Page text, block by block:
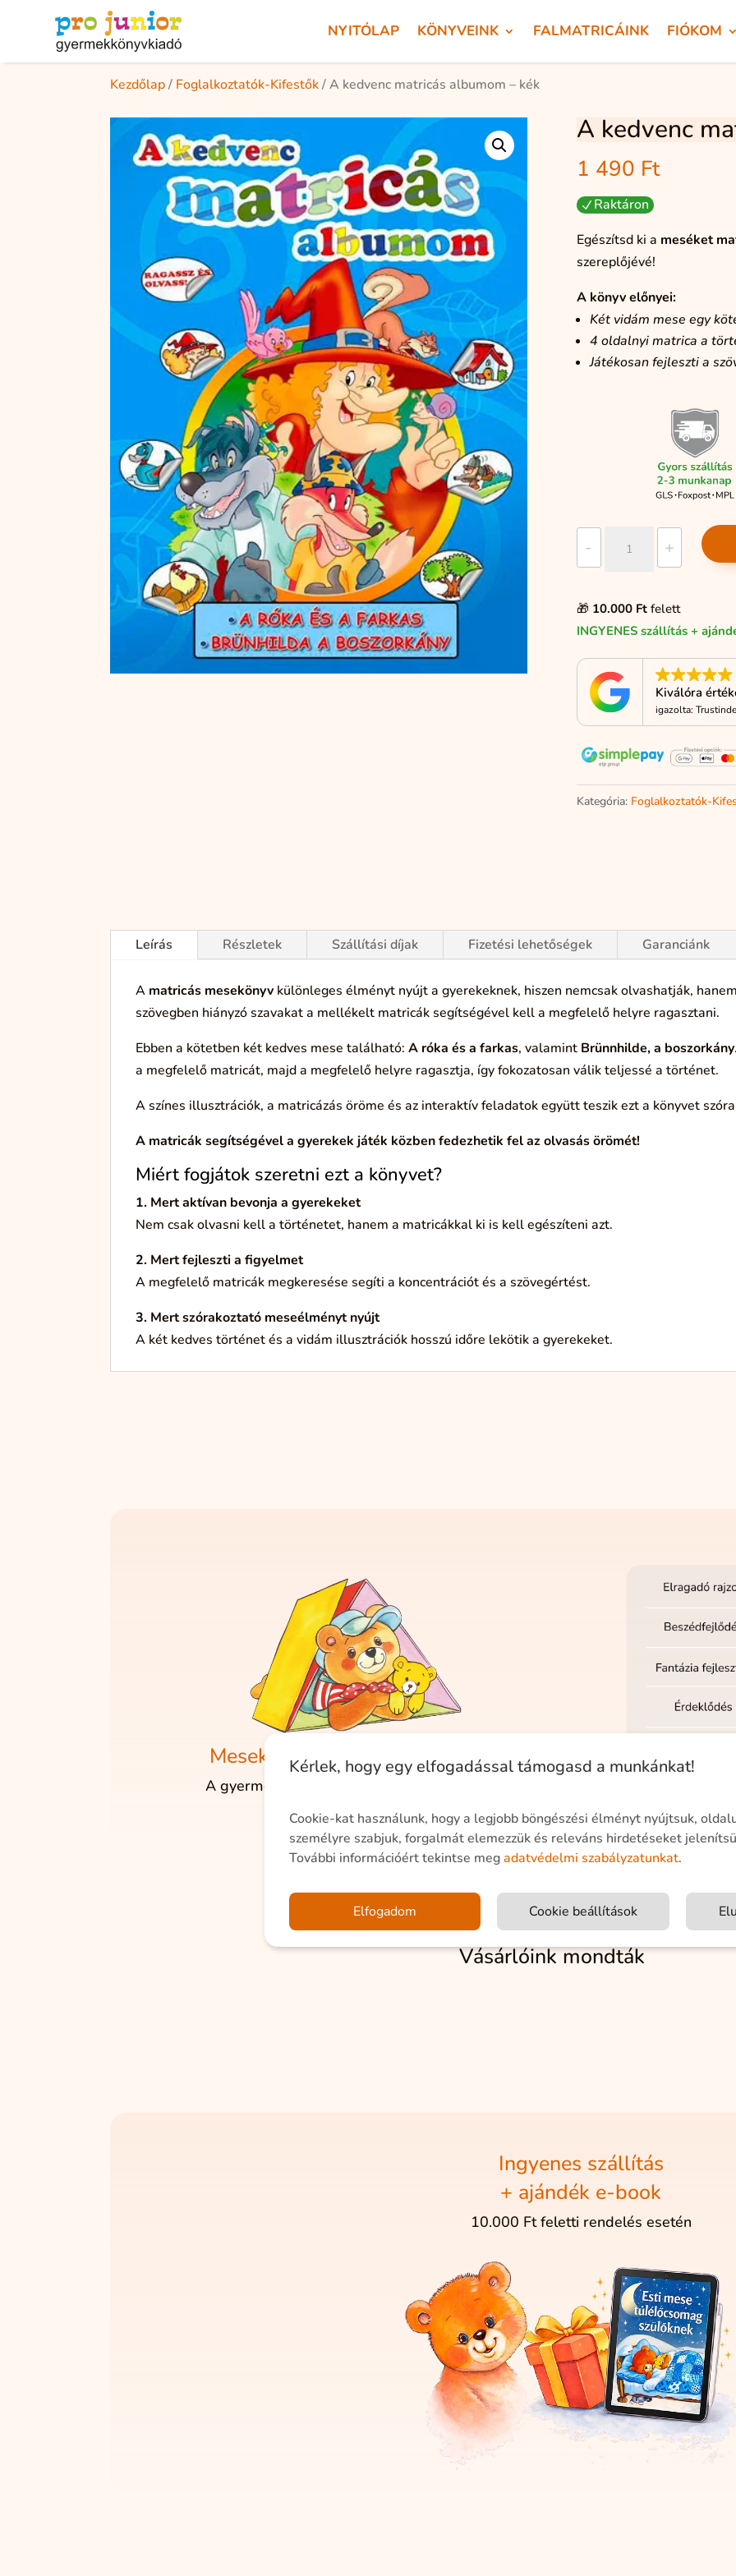
NYITÓLAP KÖNYVEINK FALMATRICÁINK FIÓKOM
Kezdőlap/ Foglalkoztatók-Kifestők/ A kedvenc matricás albumom – kék
A kedvenc
1 490 Ft
N Raktáron
Egészítsd ki a meséket
szereplőjévé!
A könyv előnyei:
Két vidám mese egy
4 oldalnyi matrica a
Játékosan fejleszti a
-
kedvenc
albumom
-
mennyiség
+
🎁 10.000 Ftfelett
INGYENES szállítás +
Kiválóra
igazolta:
Kategória: Foglalkoztatók-
Leírás Részletek Szállítási díjak Fizetési lehetőségek Garanciánk
A matricás mesekönyv különleges élményt nyújt a gyerekeknek, hiszen nemcsak olvashatják,
szövegben hiányzó szavakat a mellékelt matricák segítségével kell a megfelelő helyre ragasztani.
Ebben a kötetben két kedves mese található:A róka és a farkas, valamint Brünnhilde, a boszorkány
a megfelelő matricát, majd a megfelelő helyre ragasztja, így fokozatosan válik teljessé a történet.
A színes illusztrációk, a matricázás öröme és az interaktív feladatok együtt teszik ezt a könyvet
A matricák segítségével a gyerekek játék közben fedezhetik fel az olvasás örömét!
Miért fogjátok szeretni ezt a könyvet?
1. Mert aktívan bevonja a gyerekeket
Nem csak olvasni kell a történetet, hanem a matricákkal ki is kell egészíteni azt.
2. Mert fejleszti a figyelmet
A megfelelő matricák megkeresése segíti a koncentrációt és a szövegértést.
3. Mert szórakoztató meseélményt nyújt
A két kedves történet és a vidám illusztrációk hosszú időre lekötik a gyerekeket.
Mesekönyveink különlegessége
A gyermeki fantáziát megmozgató rajzokban
rejlik.
Vásárlóink mondták
Ingyenes szállítás
+ ajándék e-book
10.000 Ft feletti rendelés esetén
Kérlek, hogy egy elfogadással támogasd a munkánkat!
Cookie-kat használunk, hogy a legjobb böngészési élményt nyújtsuk,
személyre szabjuk, forgalmát elemezzük és releváns hirdetéseket
További információért tekintse megadatvédelmi szabályzatunkat.
Elfogadom Cookie beállítások